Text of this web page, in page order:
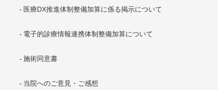
医療DX推進体制整備加算に係る掲示について
電子的診療情報連携体制整備加算について
施術同意書
当院へのご意見・ご感想